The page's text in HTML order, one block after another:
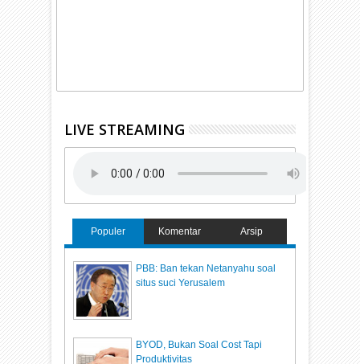
LIVE STREAMING
Populer Komentar Arsip
PBB: Ban tekan Netanyahu soal
situs suci Yerusalem
BYOD, Bukan Soal Cost Tapi
Produktivitas